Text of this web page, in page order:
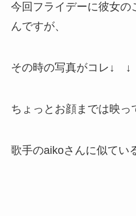
今回フライデーに彼女の
んですが、
その時の写真がコレ↓
ちょっとお顔までは映っ
歌手のaikoさんに似てい